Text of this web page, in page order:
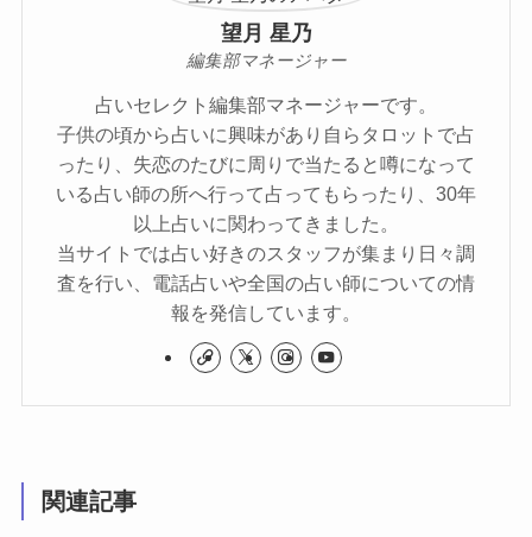
望月 星乃
編集部マネージャー
占いセレクト編集部マネージャーです。
子供の頃から占いに興味があり自らタロットで占
ったり、失恋のたびに周りで当たると噂になって
いる占い師の所へ行って占ってもらったり、30年
以上占いに関わってきました。
当サイトでは占い好きのスタッフが集まり日々調
査を行い、電話占いや全国の占い師についての情
報を発信しています。
関連記事